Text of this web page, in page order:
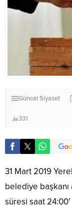
Güncel Siyaset
331
31 Mart 2019
belediye başkanı
süresi saat 24:00′